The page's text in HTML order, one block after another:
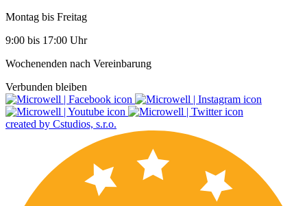
Montag bis Freitag
9:00 bis 17:00 Uhr
Wochenenden nach Vereinbarung
Verbunden bleiben
created by Cstudios, s.r.o.